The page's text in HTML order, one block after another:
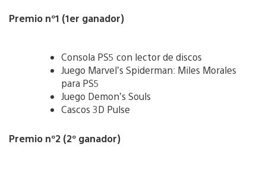
Premio nº1 (1er ganador)
Consola PS5 con lector de discos
Juego Marvel’s Spiderman: Miles Morales
para PS5
Juego Demon’s Souls
Cascos 3D Pulse
Premio nº2 (2º ganador)